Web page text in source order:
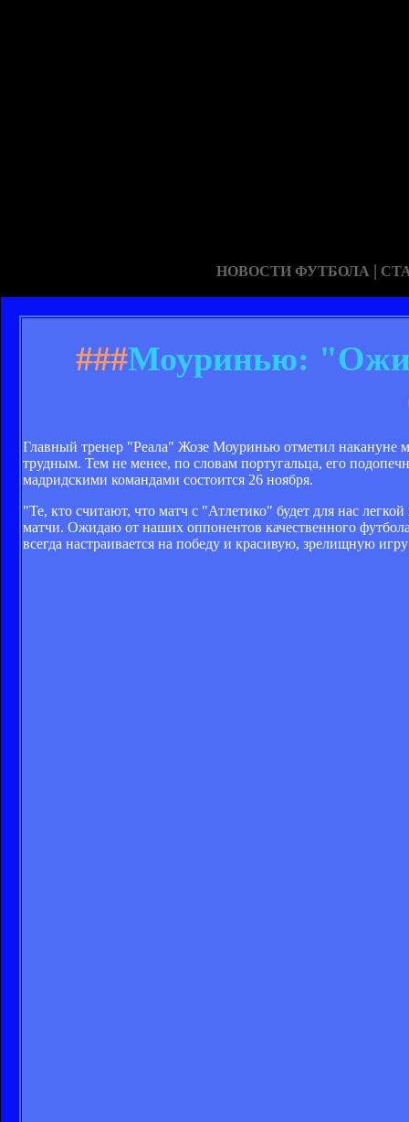
НОВОСТИ ФУТБОЛА |
###Моуринью:
Главный тренер "Реала" Жозе Моуринью отметил накануне
трудным. Тем не менее, по словам португальца, его
мадридскими командами состоится 26 ноября.
"Те, кто считают, что матч с "Атлетико" будет для нас
матчи. Ожидаю от наших оппонентов качественного
всегда настраивается на победу и красивую, зрелищную